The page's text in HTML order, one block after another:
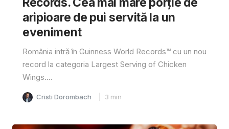
aripioare de pui servită la un
eveniment
România intră în Guinness World Records™️ cu un nou
record la categoria Largest Serving of Chicken
Wings....
Cristi Dorombach 3 min